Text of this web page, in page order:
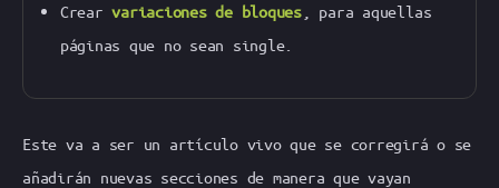
Crearvariaciones de bloques, para aquellas
páginas que no sean single.
Este va a ser un artículo vivo que se corregirá o se
añadirán nuevas secciones de manera que vayan